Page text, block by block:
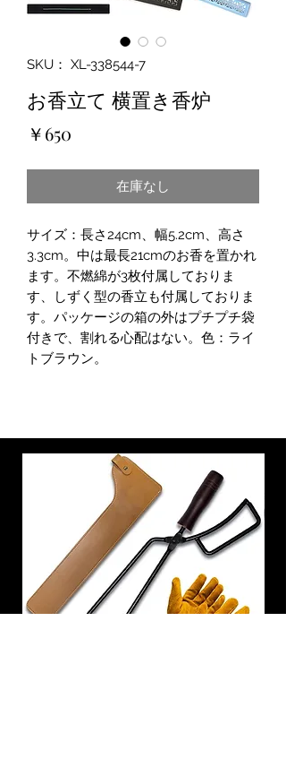
SKU： XL-338544-7
お香立て 横置き香炉
￥650
在庫なし
サイズ：長さ24cm、幅5.2cm、高さ
3.3cm。中は最長21cmのお香を置かれ
ます。不燃綿が3枚付属しておりま
す、しずく型の香立も付属しておりま
す。パッケージの箱の外はプチプチ袋
付きで、割れる心配はない。色：ライ
トブラウン。